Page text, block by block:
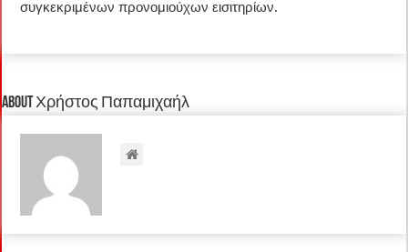
συγκεκριμένων προνομιούχων εισιτηρίων.
About Χρήστος Παπαμιχαήλ